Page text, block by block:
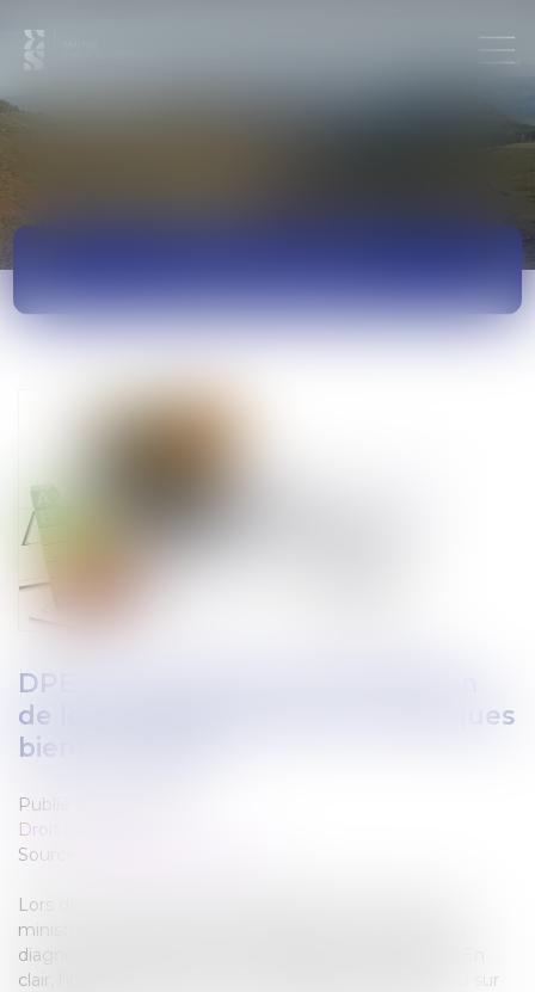
DPE : le calendrier de l'interdiction
de location des passoires thermiques
bientôt adapté
Publié le :
Droit immobilier
Source :
Lors de son discours de politique générale, le Premier
ministre, Michel Barnier, a déclaré que le calendrier du
diagnostic de performance énergétique sera adapté. En
clair, l’interdiction de location des logements classés G sur